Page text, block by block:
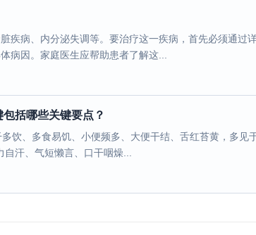
疾病、内分泌失调等。要治疗这一疾病，首先必须通过
病因。家庭医生应帮助患者了解这...
括哪些关键要点？
饮、多食易饥、小便频多、大便干结、舌红苔黄，多见
汗、气短懒言、口干咽燥...